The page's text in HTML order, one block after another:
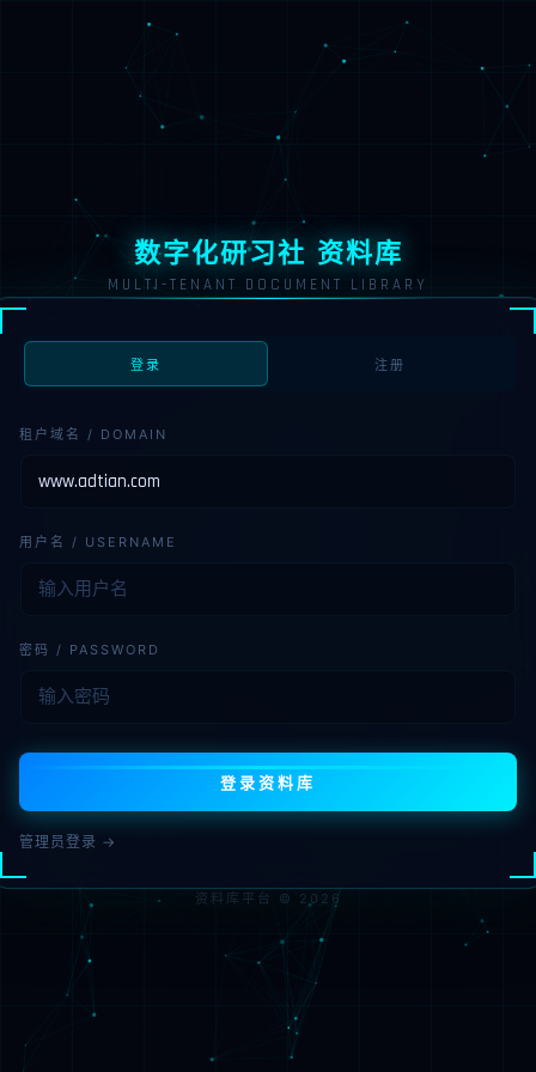
数字化研习社 资料库
MULTI-TENANT DOCUMENT LIBRARY
登录 注册
租户域名 / DOMAIN
用户名 / USERNAME
密码 / PASSWORD
登录资料库
管理员登录 →
资料库平台 © 2026